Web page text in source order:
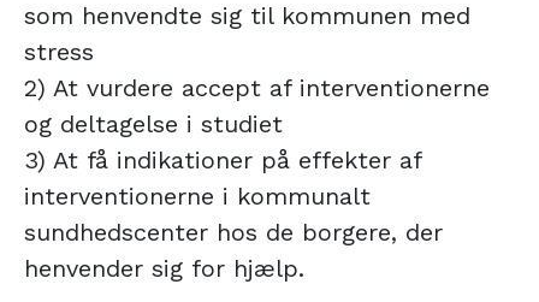
som henvendte sig til kommunen med
stress
2) At vurdere accept af interventionerne
og deltagelse i studiet
3) At få indikationer på effekter af
interventionerne i kommunalt
sundhedscenter hos de borgere, der
henvender sig for hjælp.